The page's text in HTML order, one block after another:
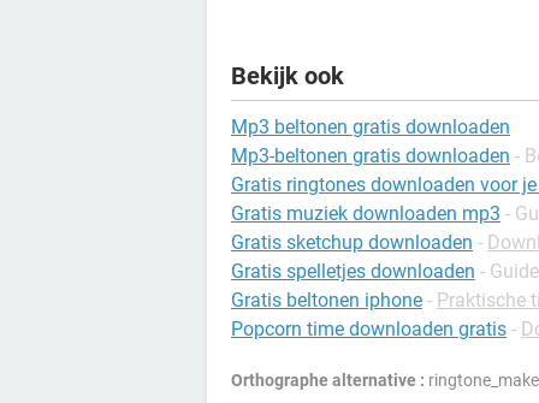
Bekijk ook
Mp3 beltonen gratis downloaden
Mp3-beltonen gratis downloaden -
Gratis ringtones downloaden voor je
Gratis muziek downloaden mp3 -
Gratis sketchup downloaden -
Gratis spelletjes downloaden - Guide
Gratis beltonen iphone - Praktische
Popcorn time downloaden gratis -
Orthographe alternative :